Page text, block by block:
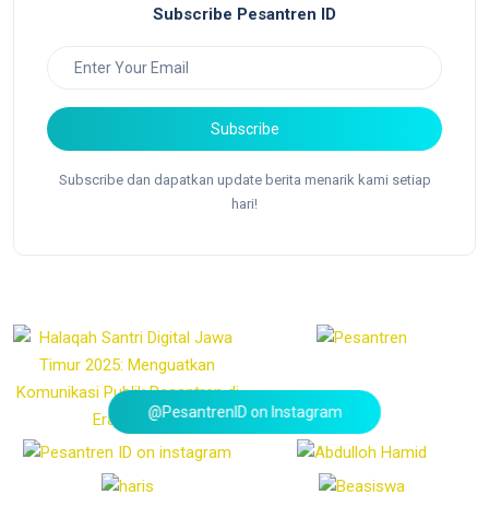
Subscribe Pesantren ID
Subscribe
Subscribe dan dapatkan update berita menarik kami setiap
hari!
@PesantrenID on Instagram